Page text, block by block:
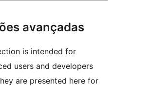
avançadas
is intended for
users and developers
are presented here for